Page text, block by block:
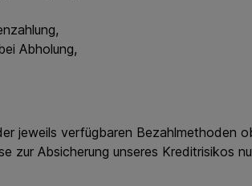
Abholung,
verfügbaren Bezahlmethoden
zur Absicherung unseres Kreditrisikos